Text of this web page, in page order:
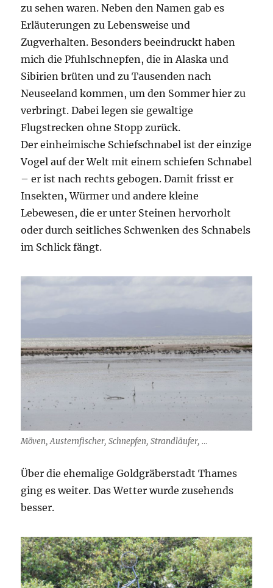
zu sehen waren. Neben den Namen gab es
Erläuterungen zu Lebensweise und
Zugverhalten. Besonders beeindruckt haben
mich die Pfuhlschnepfen, die in Alaska und
Sibirien brüten und zu Tausenden nach
Neuseeland kommen, um den Sommer hier zu
verbringt. Dabei legen sie gewaltige
Flugstrecken ohne Stopp zurück.
Der einheimische Schiefschnabel ist der einzige
Vogel auf der Welt mit einem schiefen Schnabel
– er ist nach rechts gebogen. Damit frisst er
Insekten, Würmer und andere kleine
Lebewesen, die er unter Steinen hervorholt
oder durch seitliches Schwenken des Schnabels
im Schlick fängt.
Möven, Austernfischer, Schnepfen, Strandläufer, …
Über die ehemalige Goldgräberstadt Thames
ging es weiter. Das Wetter wurde zusehends
besser.